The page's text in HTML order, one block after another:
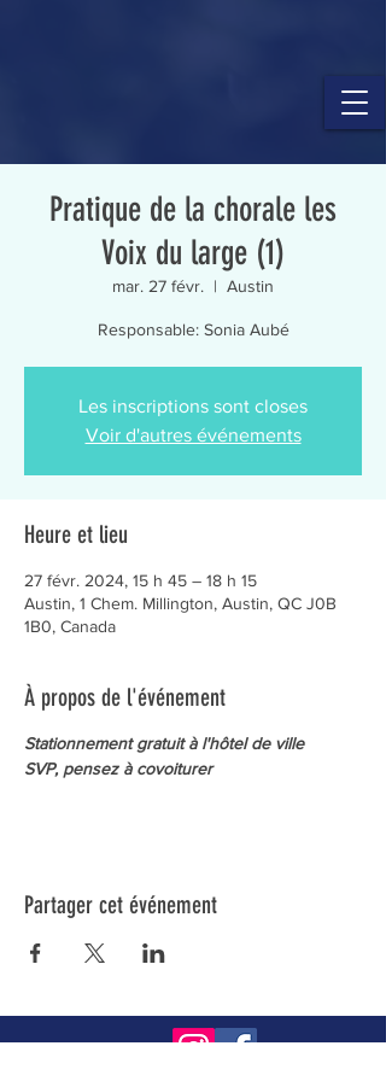
Pratique de la chorale les
Voix du large (1)
mar. 27 févr.
  |
Austin
Responsable: Sonia Aubé
Les inscriptions sont closes
Voir d'autres événements
Heure et lieu
27 févr. 2024, 15 h 45 – 18 h 15
Austin, 1 Chem. Millington, Austin, QC J0B
1B0, Canada
À propos de l'événement
Stationnement gratuit à l'hôtel de ville
SVP, pensez à covoiturer
Partager cet événement